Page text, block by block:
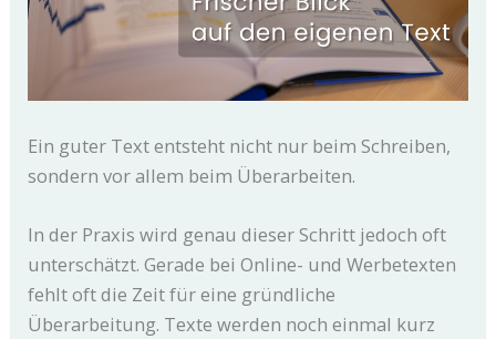
Ein guter Text entsteht nicht nur beim Schreiben,
sondern vor allem beim Überarbeiten.
In der Praxis wird genau dieser Schritt jedoch oft
unterschätzt. Gerade bei Online- und Werbetexten
fehlt oft die Zeit für eine gründliche
Überarbeitung. Texte werden noch einmal kurz